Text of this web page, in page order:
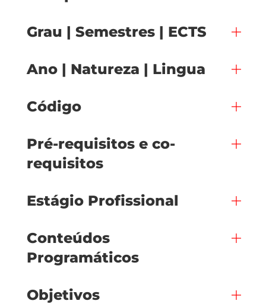
Grau | Semestres | ECTS
Ano | Natureza | Lingua
Código
Pré-requisitos e co-
requisitos
Estágio Profissional
Conteúdos
Programáticos
Objetivos